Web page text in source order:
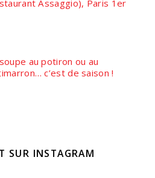
Assaggio), Paris 1er
au potiron ou au
c’est de saison !
SUR INSTAGRAM